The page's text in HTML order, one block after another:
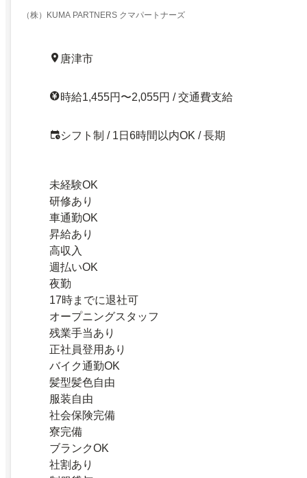
（株）KUMA PARTNERS クマパートナーズ
唐津市
時給1,455円〜2,055円 / 交通費支給
シフト制 / 1日6時間以内OK / 長期
未経験OK
研修あり
車通勤OK
昇給あり
高収入
週払いOK
夜勤
17時までに退社可
オープニングスタッフ
残業手当あり
正社員登用あり
バイク通勤OK
髪型髪色自由
服装自由
社会保険完備
寮完備
ブランクOK
社割あり